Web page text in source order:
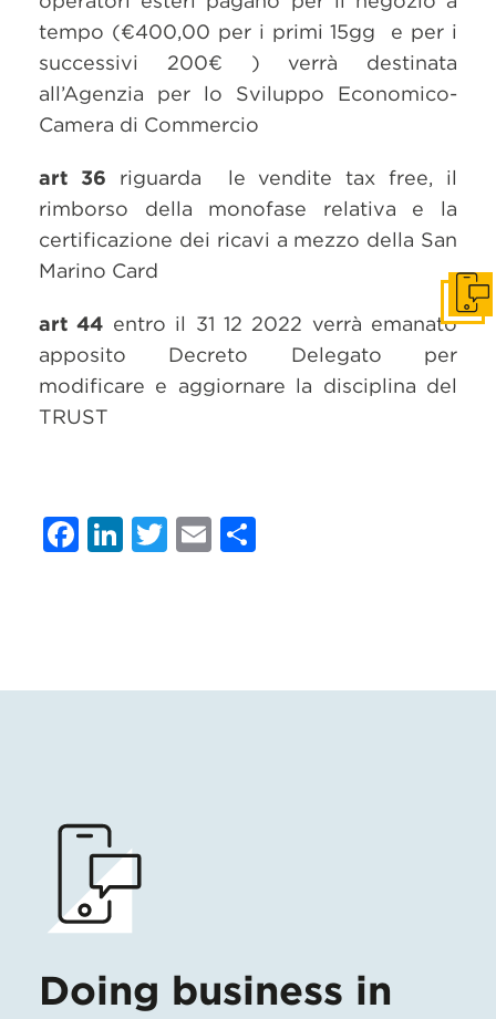
tempo (€400,00 per i primi 15gg e per i
successivi 200€ ) verrà destinata
all’Agenzia per lo Sviluppo Economico-
Camera di Commercio
art 36 riguarda le vendite tax free, il
rimborso della monofase relativa e la
certificazione dei ricavi a mezzo della San
Marino Card
art 44 entro il 31 12 2022 verrà emanato
apposito Decreto Delegato per
modificare e aggiornare la disciplina del
TRUST
Facebook
LinkedIn
Twitter
Email
Doing business in
Get